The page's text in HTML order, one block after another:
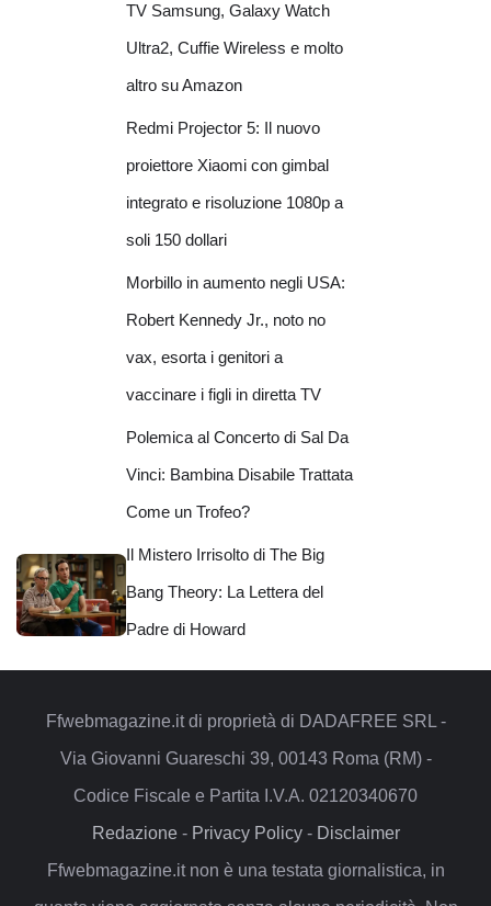
TV Samsung, Galaxy Watch
Ultra2, Cuffie Wireless e molto
altro su Amazon
Redmi Projector 5: Il nuovo
proiettore Xiaomi con gimbal
integrato e risoluzione 1080p a
soli 150 dollari
Morbillo in aumento negli USA:
Robert Kennedy Jr., noto no
vax, esorta i genitori a
vaccinare i figli in diretta TV
Polemica al Concerto di Sal Da
Vinci: Bambina Disabile Trattata
Come un Trofeo?
Il Mistero Irrisolto di The Big
Bang Theory: La Lettera del
Padre di Howard
Ffwebmagazine.it di proprietà di DADAFREE SRL -
Via Giovanni Guareschi 39, 00143 Roma (RM) -
Codice Fiscale e Partita I.V.A. 02120340670
Redazione- Privacy Policy- Disclaimer
Ffwebmagazine.it non è una testata giornalistica, in